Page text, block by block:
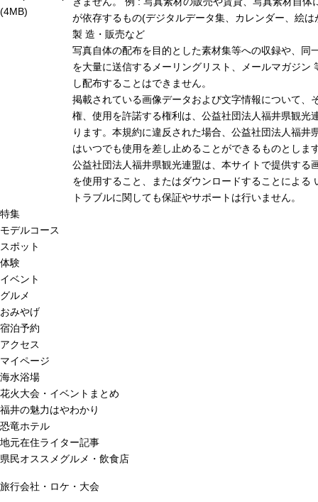
(4MB)
が依存するもの(デジタルデータ集、カレンダー、絵は
製 造・販売など
写真自体の配布を目的とした素材集等への収録や、同
を大量に送信するメーリングリスト、メールマガジン
し配布することはできません。
掲載されている画像データおよび文字情報について、
権、使用を許諾する権利は、公益社団法人福井県観光
ります。本規約に違反された場合、公益社団法人福井
はいつでも使用を差し止めることができるものとしま
公益社団法人福井県観光連盟は、本サイトで提供する
を使用すること、またはダウンロードすることによる
トラブルに関しても保証やサポートは行いません。
特集
モデルコース
スポット
体験
イベント
グルメ
おみやげ
宿泊予約
アクセス
マイページ
海水浴場
花火大会・イベントまとめ
福井の魅力はやわかり
恐竜ホテル
地元在住ライター記事
県民オススメグルメ・飲食店
旅行会社・ロケ・大会